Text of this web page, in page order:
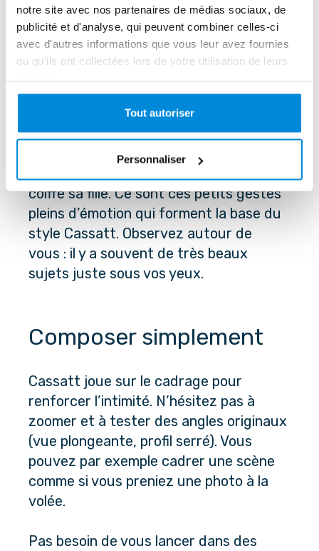
notre site avec nos partenaires de médias sociaux, de
publicité et d'analyse, qui peuvent combiner celles-ci
avec d'autres informations que vous leur avez fournies
ou qu'ils ont collectées lors de votre utilisation de leurs
Tout autoriser
Personnaliser
Choisir le bon thème
Commencez par choisir une scène
simple de la vie quotidienne. Un moment
de tendresse avec un enfant comme la
coiffe sa fille. Ce sont ces petits gestes
pleins d’émotion qui forment la base du
style Cassatt. Observez autour de
vous : il y a souvent de très beaux
sujets juste sous vos yeux.
Composer simplement
Cassatt joue sur le cadrage pour
renforcer l’intimité. N’hésitez pas à
zoomer et à tester des angles originaux
(vue plongeante, profil serré). Vous
pouvez par exemple cadrer une scène
comme si vous preniez une photo à la
volée.
Pas besoin de vous lancer dans des